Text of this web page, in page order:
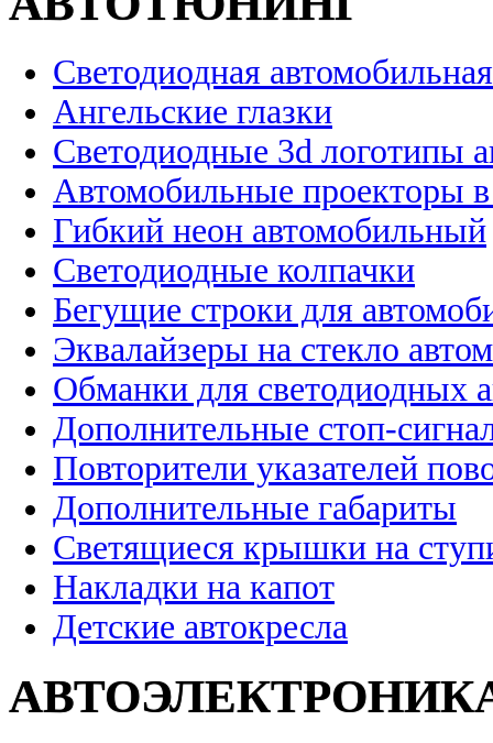
Светодиодная
Ангельские глазки
Светодиодные 3d логотипы
Автомобильные проекторы
Гибкий неон автомобильный
Светодиодные колпачки
Бегущие строки для
Эквалайзеры на стекло
Обманки для светодиодных
Дополнительные стоп-
Повторители указателей
Дополнительные габариты
Светящиеся крышки на
Накладки на капот
Детские автокресла